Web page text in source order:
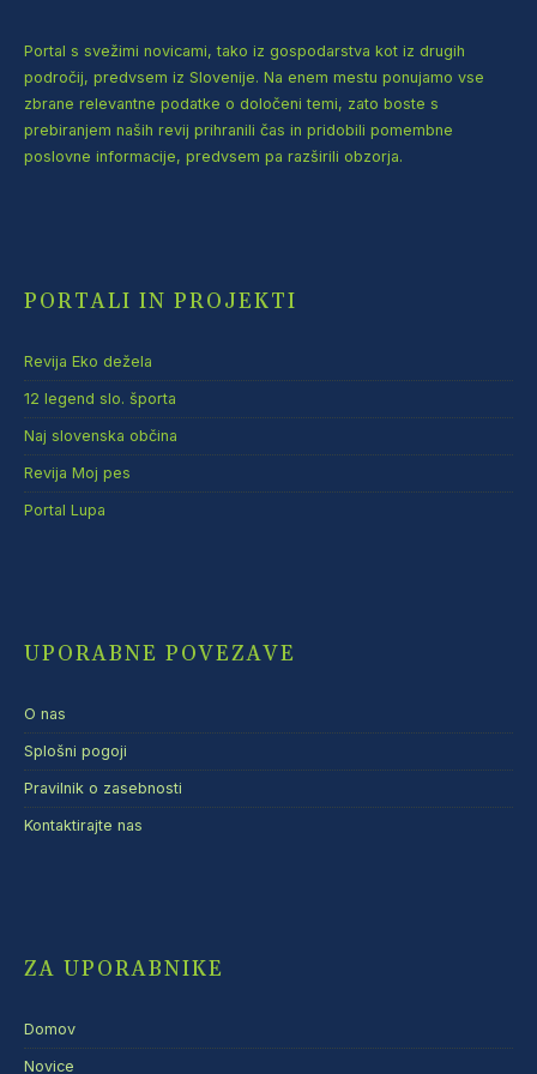
Portal s svežimi novicami, tako iz gospodarstva kot iz drugih
področij, predvsem iz Slovenije. Na enem mestu ponujamo vse
zbrane relevantne podatke o določeni temi, zato boste s
prebiranjem naših revij prihranili čas in pridobili pomembne
poslovne informacije, predvsem pa razširili obzorja.
PORTALI IN PROJEKTI
Revija Eko dežela
12 legend slo. športa
Naj slovenska občina
Revija Moj pes
Portal Lupa
UPORABNE POVEZAVE
O nas
Splošni pogoji
Pravilnik o zasebnosti
Kontaktirajte nas
ZA UPORABNIKE
Domov
Novice